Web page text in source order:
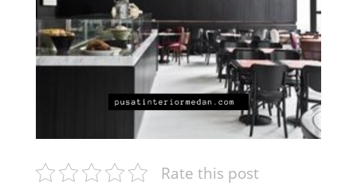
Rate this post